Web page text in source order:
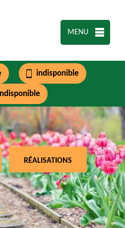
MENU
indisponible
RÉALISATIONS